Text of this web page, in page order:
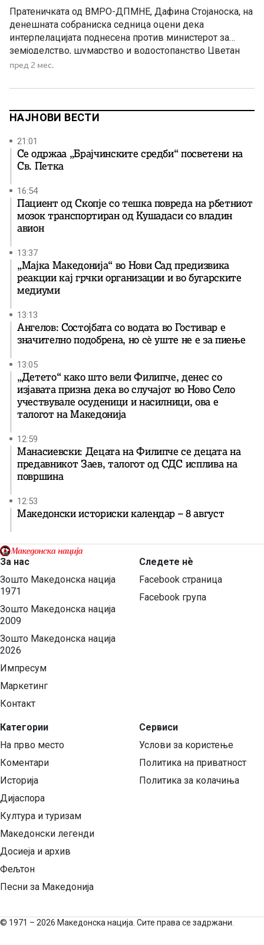
Пратеничката од ВМРО-ДПМНЕ, Дафина Стојаноска, на
денешната собраниска седница оцени дека
интерпелацијата поднесена против министерот за
земјоделство, шумарство и водостопанство Цветан
Трипуновски е неоснована и неиздржана, нагласувајќи
обвинувања изнесени против него. Стојаноска направи
работење на Трипуновски и работењето на неговиот
пред 2 мес.
НАЈНОВИ ВЕСТИ
21:01
Се одржаа „Брајчинските средби“ посветени на
Св. Петка
16:54
Пациент од Скопје со тешка повреда на рбетниот
мозок транспортиран од Кушадаси со владин
авион
13:37
„Мајка Македонија“ во Нови Сад предизвика
реакции кај грчки организации и во бугарските
медиуми
13:13
Ангелов: Состојбата со водата во Гостивар е
значително подобрена, но сè уште не е за пиење
13:05
„Детето“ како што вели Филипче, денес со
изјавата призна дека во случајот во Ново Село
учествувале осуденици и насилници, ова е
талогот на Македонија
12:59
Манасиевски: Децата на Филипче се децата на
предавникот Заев, талогот од СДС исплива на
површина
12:53
Македонски историски календар – 8 август
За нас
Зошто Македонска нација
1971
Зошто Македонска нација
2009
Зошто Македонска нација
2026
Импресум
Маркетинг
Контакт
Категории
На прво место
Коментари
Историја
Дијаспора
Култура и туризам
Македонски легенди
Досиеја и архив
Фељтон
Песни за Македонија
Следете нѐ
Facebook страница
Facebook група
Сервиси
Услови за користење
Политика на приватност
Политика за колачиња
© 1971 – 2026 Македонска нација. Сите права се задржани.